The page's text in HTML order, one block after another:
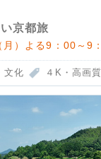
京都旅
）よる9：00～9
文化 ４K・高画質